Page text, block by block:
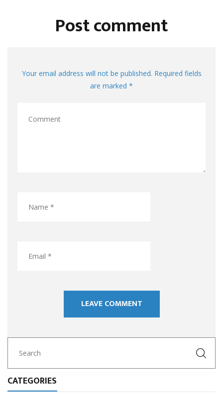
Post comment
Your email address will not be published. Required fields
are marked *
CATEGORIES